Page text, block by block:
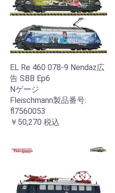
EL Re 460 078-9 Nendaz広
告 SBB Ep6
Nゲージ
Fleischmann製品番号:
fl7560053
￥50,270 税込